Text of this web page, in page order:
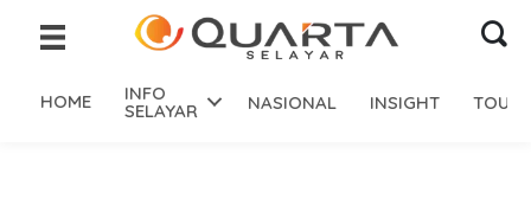
HOME INFO
SELAYAR NASIONAL INSIGHT